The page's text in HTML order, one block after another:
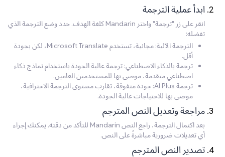
ابدأ عملية الترجمة
انقر على زر "ترجمة" واختر Mandarin كلغة الهدف. حدد وضع الترجمة الذي
تفضله:
الترجمة الآلية: مجانية، تستخدم Microsoft Translate، لكن بجودة
أقل.
ترجمة بالذكاء الاصطناعي: ترجمة عالية الجودة باستخدام نماذج ذكاء
اصطناعي متقدمة، موصى بها للمستخدمين العامين.
ترجمة AI Plus: جودة متفوقة، تقارب مستوى الترجمة الاحترافية،
موصى بها للاحتياجات عالية الجودة.
مراجعة وتعديل النص المترجم
بعد اكتمال الترجمة، راجع النص Mandarin للتأكد من دقته. يمكنك إجراء
أي تعديلات ضرورية مباشرةً على النص.
تصدير النص المترجم